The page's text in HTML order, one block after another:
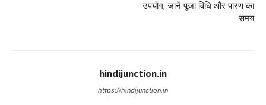
उपयोग, जानें पूजा विधि और पारण का
समय
hindijunction.in
https://hindijunction.in